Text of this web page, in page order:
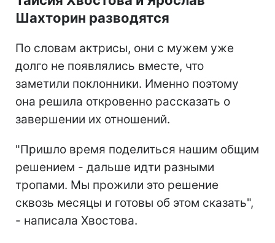
Шахторин разводятся
По словам актрисы, они с мужем уже
долго не появлялись вместе, что
заметили поклонники. Именно поэтому
она решила откровенно рассказать о
завершении их отношений.
"Пришло время поделиться нашим общим
решением - дальше идти разными
тропами. Мы прожили это решение
сквозь месяцы и готовы об этом сказать",
- написала Хвостова.